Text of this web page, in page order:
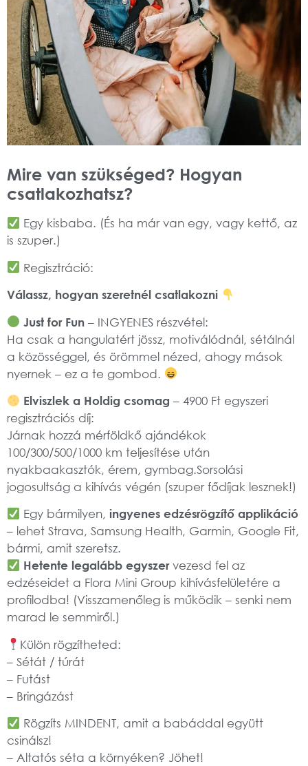
Mire van szükséged? Hogyan
csatlakozhatsz?
Egy kisbaba. (És ha már van egy, vagy kettő, az
is szuper.)
Regisztráció:
Válassz, hogyan szeretnél csatlakozni
Just for Fun – INGYENES részvétel:
Ha csak a hangulatért jössz, motiválódnál, sétálnál
a közösséggel, és örömmel nézed, ahogy mások
nyernek – ez a te gombod.
Elviszlek a Holdig csomag – 4900 Ft egyszeri
regisztrációs díj:
Járnak hozzá mérföldkő ajándékok
100/300/500/1000 km teljesítése után
nyakbaakasztók, érem, gymbag.Sorsolási
jogosultság a kihívás végén (szuper fődíjak lesznek!)
Egy bármilyen,ingyenes edzésrögzítő applikáció
– lehet Strava, Samsung Health, Garmin, Google Fit,
bármi, amit szeretsz.
Hetente legalább egyszervezesd fel az
edzéseidet a Flora Mini Group kihívásfelületére a
profilodba! (Visszamenőleg is működik – senki nem
marad le semmiről.)
Külön rögzítheted:
– Sétát / túrát
– Futást
– Bringázást
Rögzíts MINDENT, amit a babáddal együtt
csinálsz!
– Altatós séta a környéken? Jöhet!